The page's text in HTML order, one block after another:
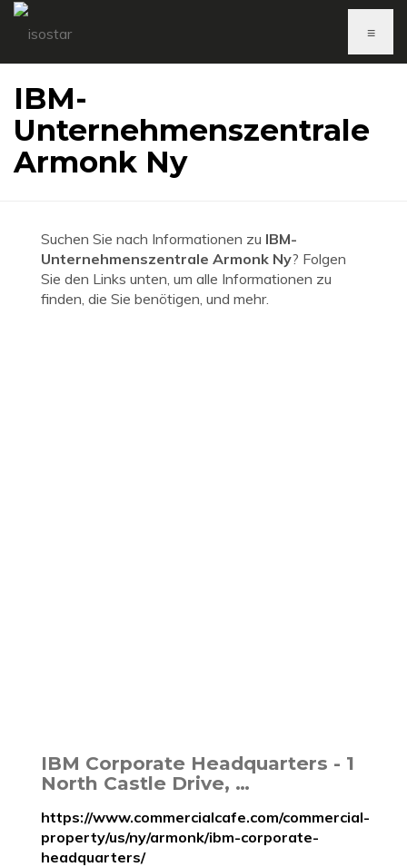
≡
IBM-
Unternehmenszentrale
Armonk Ny
Suchen Sie nach Informationen zu IBM-
Unternehmenszentrale Armonk Ny? Folgen
Sie den Links unten, um alle Informationen zu
finden, die Sie benötigen, und mehr.
IBM Corporate Headquarters - 1
North Castle Drive, …
https://www.commercialcafe.com/commercial-
property/us/ny/armonk/ibm-corporate-
headquarters/